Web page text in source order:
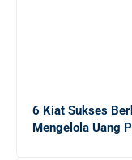
Mengungkap
Tepat untuk
6 Kiat Sukses
Mengelola Uang